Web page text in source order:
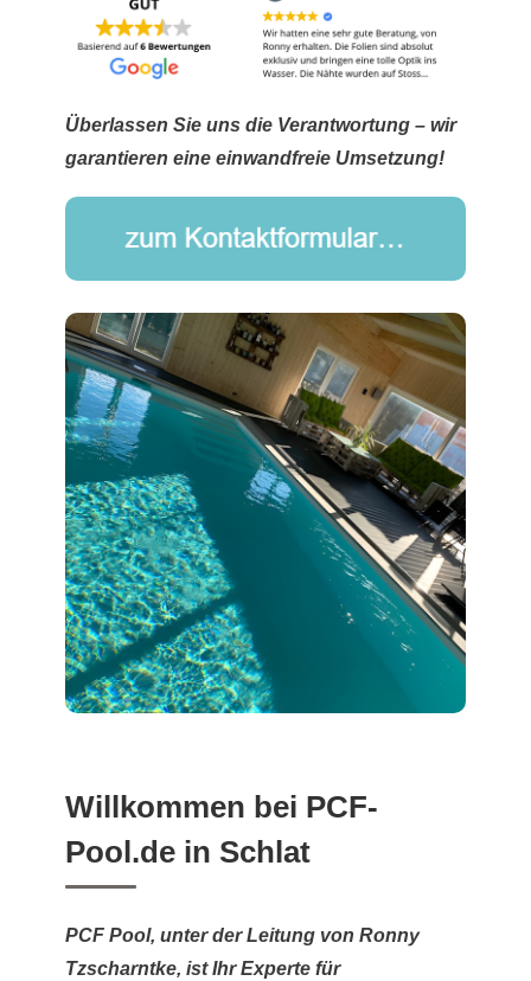
Überlassen Sie uns die Verantwortung – wir
garantieren eine einwandfreie Umsetzung!
Willkommen bei PCF-
Pool.de in Schlat
PCF Pool, unter der Leitung von Ronny
Tzscharntke, ist Ihr Experte für